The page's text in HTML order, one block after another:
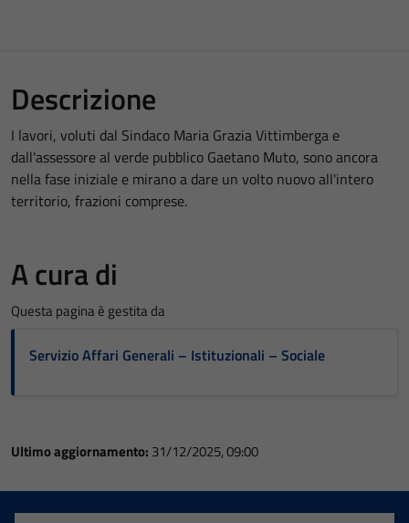
Descrizione
I lavori, voluti dal Sindaco Maria Grazia Vittimberga e
dall'assessore al verde pubblico Gaetano Muto, sono ancora
nella fase iniziale e mirano a dare un volto nuovo all'intero
territorio, frazioni comprese.
A cura di
Questa pagina è gestita da
Servizio Affari Generali – Istituzionali – Sociale
Ultimo aggiornamento: 31/12/2025, 09:00